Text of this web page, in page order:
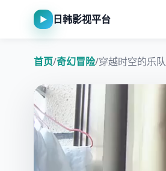
▶ 日韩影视平台
首页/奇幻冒险/穿越时空的乐队